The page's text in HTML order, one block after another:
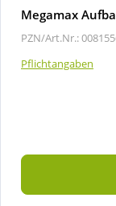
Megamax
PZN/Art.Nr.:
Pflichtangaben